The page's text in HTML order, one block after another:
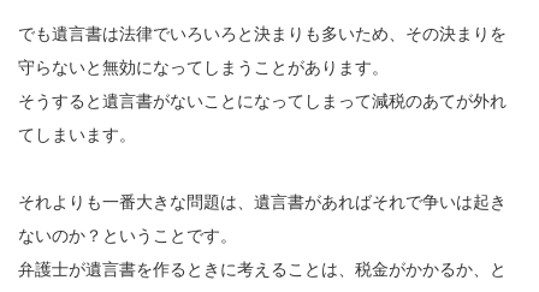
でも遺言書は法律でいろいろと決まりも多いため、その決まりを
守らないと無効になってしまうことがあります。
そうすると遺言書がないことになってしまって減税のあてが外れ
てしまいます。
それよりも一番大きな問題は、遺言書があればそれで争いは起き
ないのか？ということです。
弁護士が遺言書を作るときに考えることは、税金がかかるか、と